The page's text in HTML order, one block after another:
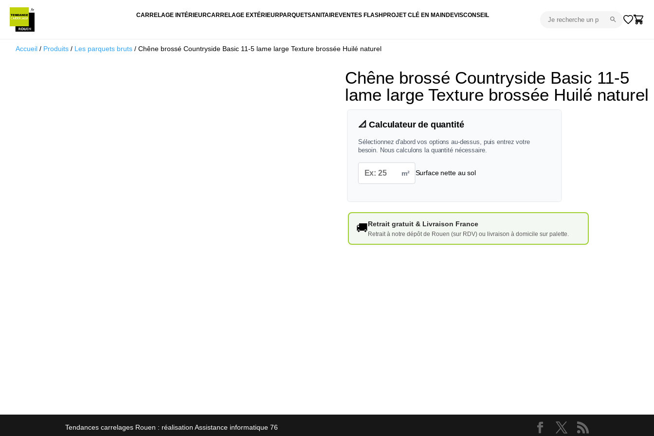
CARRELAGE INTÉRIEURCARRELAGE EXTÉRIEURPARQUETSANITAIREVENTES FLASH PROJET CLÉ EN MAIN DEVISCONSEIL
Accueil / Produits / Les parquets bruts / Chêne brossé Countryside Basic 11-5 lame large Texture brossée Huilé naturel
Chêne brossé Countryside Basic 11-5
lame large Texture brossée Huilé naturel
📐 Calculateur de quantité
Sélectionnez d'abord vos options au-dessus, puis entrez votre
besoin. Nous calculons la quantité nécessaire.
m² Surface nette au sol
🚚Retrait gratuit & Livraison France
Retrait à notre dépôt de Rouen (sur RDV) ou livraison à domicile sur palette.
Tendances carrelages Rouen : réalisation Assistance informatique 76